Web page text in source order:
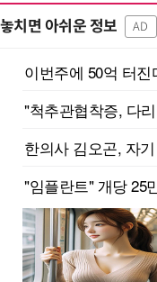
놓치면 아쉬운 정보 AD